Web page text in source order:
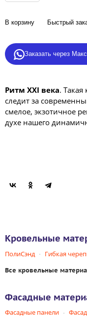
В корзину Быстрый
Заказать через Макс
Ритм XXI века. Такая
следит за
смелое, экзотичное
духе нашего
Кровельные
ПолиСэнд Гибкая
Все кровельные
Фасадные
Фасадные панели